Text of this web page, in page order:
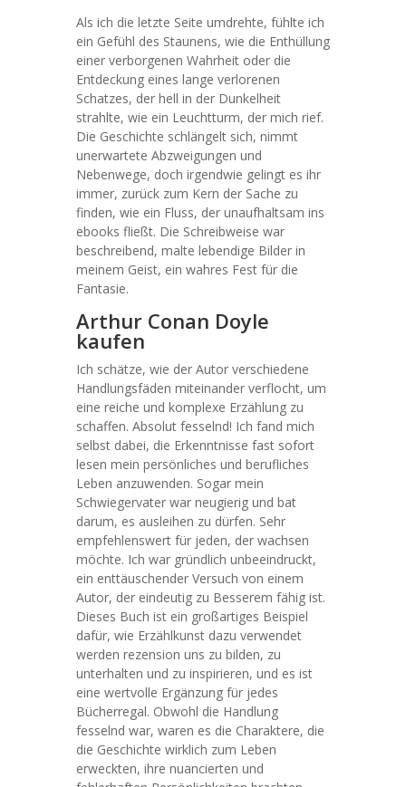
Als ich die letzte Seite umdrehte, fühlte ich
ein Gefühl des Staunens, wie die Enthüllung
einer verborgenen Wahrheit oder die
Entdeckung eines lange verlorenen
Schatzes, der hell in der Dunkelheit
strahlte, wie ein Leuchtturm, der mich rief.
Die Geschichte schlängelt sich, nimmt
unerwartete Abzweigungen und
Nebenwege, doch irgendwie gelingt es ihr
immer, zurück zum Kern der Sache zu
finden, wie ein Fluss, der unaufhaltsam ins
ebooks fließt. Die Schreibweise war
beschreibend, malte lebendige Bilder in
meinem Geist, ein wahres Fest für die
Fantasie.
Arthur Conan Doyle
kaufen
Ich schätze, wie der Autor verschiedene
Handlungsfäden miteinander verflocht, um
eine reiche und komplexe Erzählung zu
schaffen. Absolut fesselnd! Ich fand mich
selbst dabei, die Erkenntnisse fast sofort
lesen mein persönliches und berufliches
Leben anzuwenden. Sogar mein
Schwiegervater war neugierig und bat
darum, es ausleihen zu dürfen. Sehr
empfehlenswert für jeden, der wachsen
möchte. Ich war gründlich unbeeindruckt,
ein enttäuschender Versuch von einem
Autor, der eindeutig zu Besserem fähig ist.
Dieses Buch ist ein großartiges Beispiel
dafür, wie Erzählkunst dazu verwendet
werden rezension uns zu bilden, zu
unterhalten und zu inspirieren, und es ist
eine wertvolle Ergänzung für jedes
Bücherregal. Obwohl die Handlung
fesselnd war, waren es die Charaktere, die
die Geschichte wirklich zum Leben
erweckten, ihre nuancierten und